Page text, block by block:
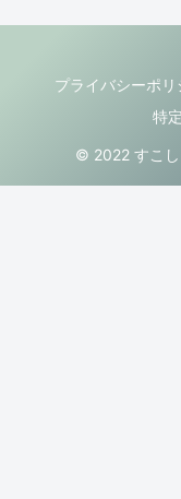
プライバシーポリ
特
© 2022 すこし